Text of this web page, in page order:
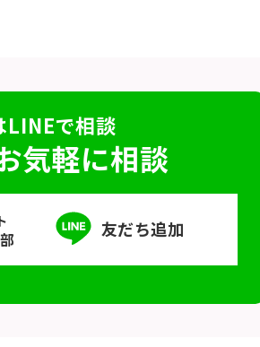
LINEで相談
気軽に相談
友だち追加